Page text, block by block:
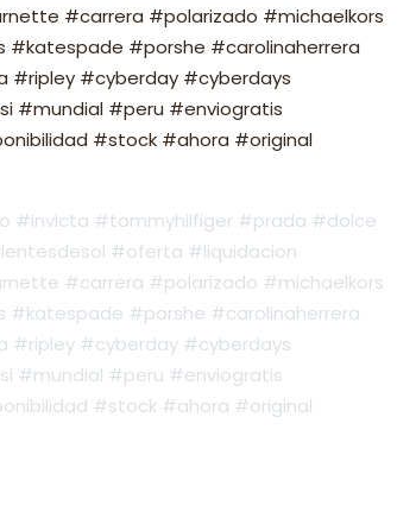
#carrera #polarizado #michaelkors
#porshe #carolinaherrera
#ripley #cyberday #cyberdays
#mundial #peru #enviogratis
#stock #ahora #original
#invicta #tommyhilfiger #prada #dolce
#oferta #liquidacion
#carrera #polarizado #michaelkors
#porshe #carolinaherrera
#ripley #cyberday #cyberdays
#mundial #peru #enviogratis
#stock #ahora #original